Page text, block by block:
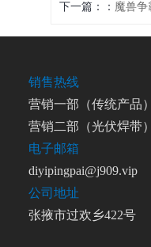
下一篇：
销售热线
营销一部（传统产品
营销二部（光伏焊带
电子邮箱
diyipingpai@j909.vip
公司地址
张掖市过欢乡422号